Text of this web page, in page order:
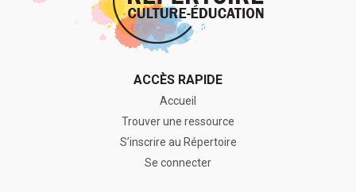
ACCÈS RAPIDE
Accueil
Trouver une ressource
S’inscrire au Répertoire
Se connecter